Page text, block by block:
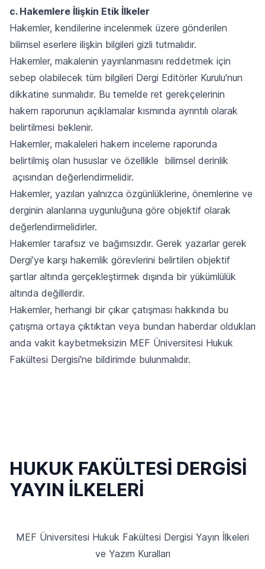
c. Hakemlere İlişkin Etik İlkeler
Hakemler, kendilerine incelenmek üzere gönderilen
bilimsel eserlere ilişkin bilgileri gizli tutmalıdır.
Hakemler, makalenin yayınlanmasını reddetmek için
sebep olabilecek tüm bilgileri Dergi Editörler Kurulu'nun
dikkatine sunmalıdır. Bu temelde ret gerekçelerinin
hakem raporunun açıklamalar kısmında ayrıntılı olarak
belirtilmesi beklenir.
Hakemler, makaleleri hakem inceleme raporunda
belirtilmiş olan hususlar ve özellikle bilimsel derinlik
açısından değerlendirmelidir.
Hakemler, yazıları yalnızca özgünlüklerine, önemlerine ve
derginin alanlarına uygunluğuna göre objektif olarak
değerlendirmelidirler.
Hakemler tarafsız ve bağımsızdır. Gerek yazarlar gerek
Dergi’ye karşı hakemlik görevlerini belirtilen objektif
şartlar altında gerçekleştirmek dışında bir yükümlülük
altında değillerdir.
Hakemler, herhangi bir çıkar çatışması hakkında bu
çatışma ortaya çıktıktan veya bundan haberdar oldukları
anda vakit kaybetmeksizin MEF Üniversitesi Hukuk
Fakültesi Dergisi'ne bildirimde bulunmalıdır.
HUKUK FAKÜLTESİ DERGİSİ
YAYIN İLKELERİ
MEF Üniversitesi Hukuk Fakültesi Dergisi Yayın İlkeleri
ve Yazım Kuralları